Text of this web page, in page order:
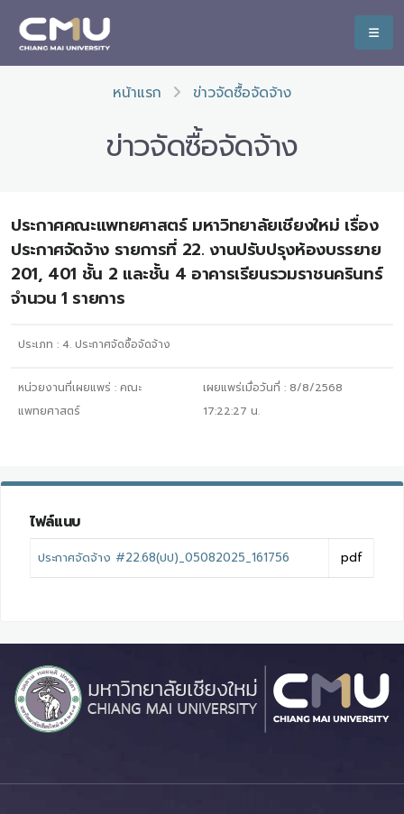
หน้าแรก ข่าวจัดซื้อจัดจ้าง
ข่าวจัดซื้อจัดจ้าง
ประกาศคณะแพทยศาสตร์ มหาวิทยาลัยเชียงใหม่ เรื่อง
ประกาศจัดจ้าง รายการที่ 22. งานปรับปรุงห้องบรรยาย
201, 401 ชั้น 2 และชั้น 4 อาคารเรียนรวมราชนครินทร์
จำนวน 1 รายการ
ประเภท : 4. ประกาศจัดซื้อจัดจ้าง
หน่วยงานที่เผยแพร่ : คณะ
แพทยศาสตร์
เผยแพร่เมื่อวันที่ : 8/8/2568
17:22:27 น.
ไฟล์แนบ
ประกาศจัดจ้าง #22.68(ปป)_05082025_161756 pdf